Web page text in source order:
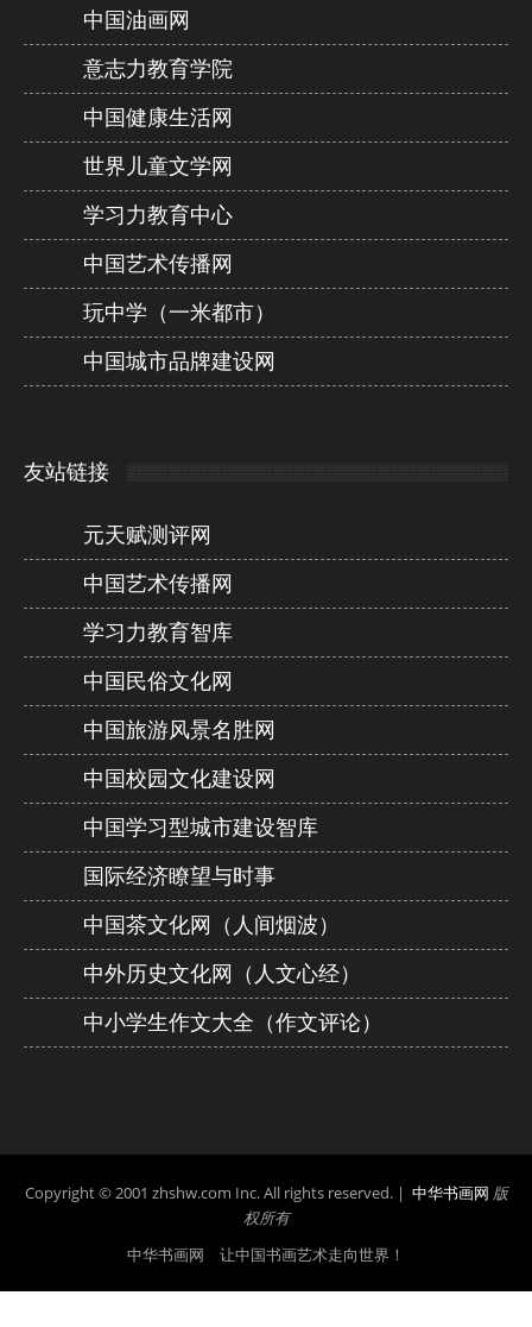
中国油画网
意志力教育学院
中国健康生活网
世界儿童文学网
学习力教育中心
中国艺术传播网
玩中学（一米都市）
中国城市品牌建设网
友站链接
元天赋测评网
中国艺术传播网
学习力教育智库
中国民俗文化网
中国旅游风景名胜网
中国校园文化建设网
中国学习型城市建设智库
国际经济瞭望与时事
中国茶文化网（人间烟波）
中外历史文化网（人文心经）
中小学生作文大全（作文评论）
Copyright © 2001 zhshw.com Inc. All rights reserved. | 中华书画网 版
权所有
中华书画网 让中国书画艺术走向世界！